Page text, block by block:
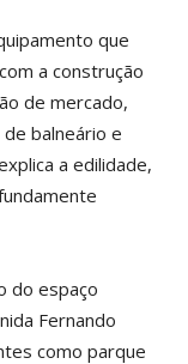
que
a construção
de mercado,
balneário e
a edilidade,
do espaço
Fernando
como parque